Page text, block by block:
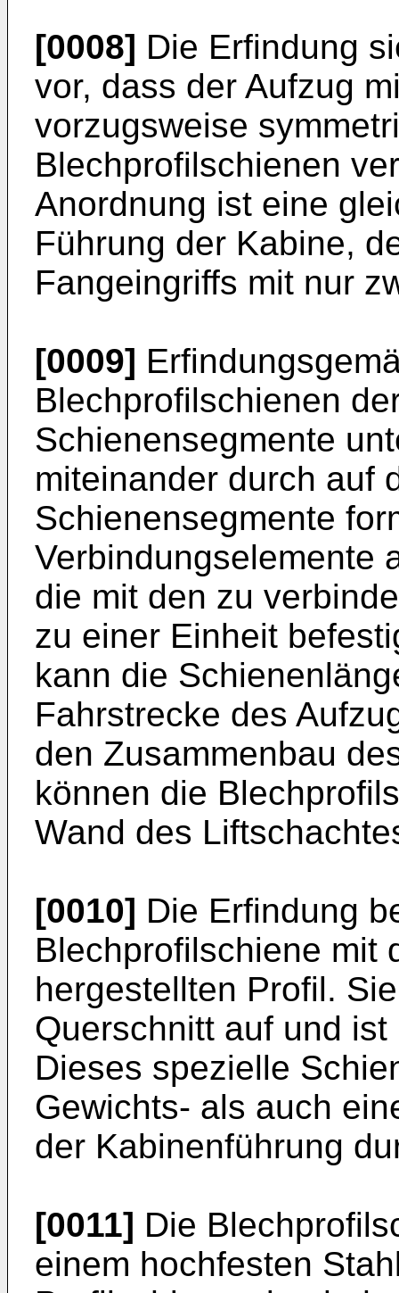
[0008] Die Erfindung
vor, dass der Aufzug
vorzugsweise
Blechprofilschienen
Anordnung ist eine
Führung der Kabine,
Fangeingriffs mit nur
[0009]
Blechprofilschienen
Schienensegmente
miteinander durch auf
Schienensegmente
Verbindungselemente
die mit den zu
zu einer Einheit
kann die
Fahrstrecke des
den Zusammenbau
können die
Wand des
[0010] Die Erfindung
Blechprofilschiene mit
hergestellten Profil.
Querschnitt auf und
Dieses spezielle
Gewichts- als auch
der Kabinenführung
[0011] Die
einem hochfesten